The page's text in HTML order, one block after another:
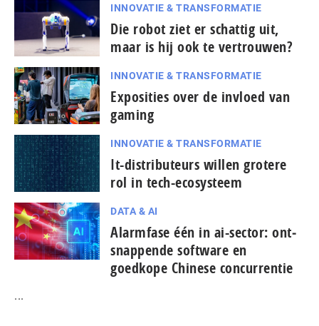
INNOVATIE & TRANSFORMATIE
Die robot ziet er schattig uit,
maar is hij ook te vertrouwen?
INNOVATIE & TRANSFORMATIE
Exposities over de invloed van
gaming
INNOVATIE & TRANSFORMATIE
It-dis­tri­bu­teurs willen grotere
rol in tech-ecosysteem
DATA & AI
Alarmfase één in ai-sector: ont­
snap­pen­de software en
goedkope Chinese con­cur­ren­tie
...